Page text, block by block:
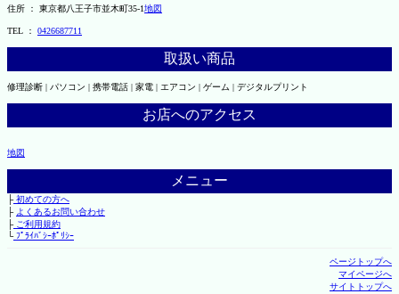
住所 ： 東京都八王子市並木町35-1地図
TEL ： 0426687711
取扱い商品
修理診断 | パソコン | 携帯電話 | 家電 | エアコン | ゲーム | デジタルプリント
お店へのアクセス
地図
メニュー
├初めての方へ
├ よくあるお問い合わせ
├ご利用規約
└ﾌﾟﾗｲﾊﾞｼｰﾎﾟﾘｼｰ
ページトップへ
マイページへ
サイトトップへ